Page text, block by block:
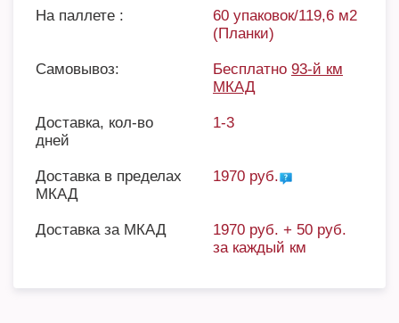
На паллете :
60 упаковок/119,6 м2
(Планки)
Самовывоз: Бесплатно 93-й км
МКАД
Доставка, кол-во
дней
1-3
Доставка в пределах
МКАД
1970 руб.
Доставка за МКАД
1970 руб. + 50 руб.
за каждый км